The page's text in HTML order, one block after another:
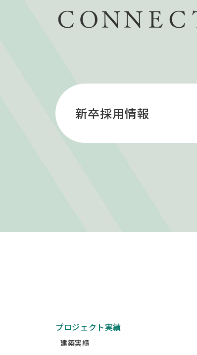
新卒採用情報
プロジェクト実績
建築実績